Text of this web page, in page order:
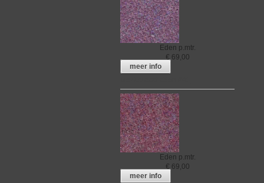
Eden p.mtr.
€ 69,00
meer info
Eden p.mtr.
€ 69,00
meer info